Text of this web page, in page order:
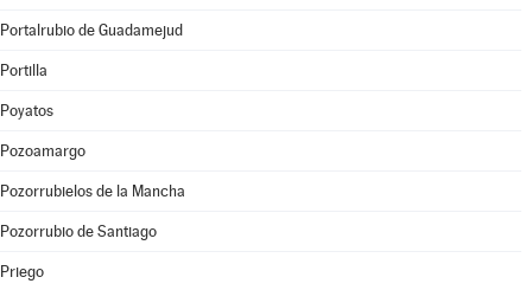
Portalrubio de Guadamejud
Portilla
Poyatos
Pozoamargo
Pozorrubielos de la Mancha
Pozorrubio de Santiago
Priego